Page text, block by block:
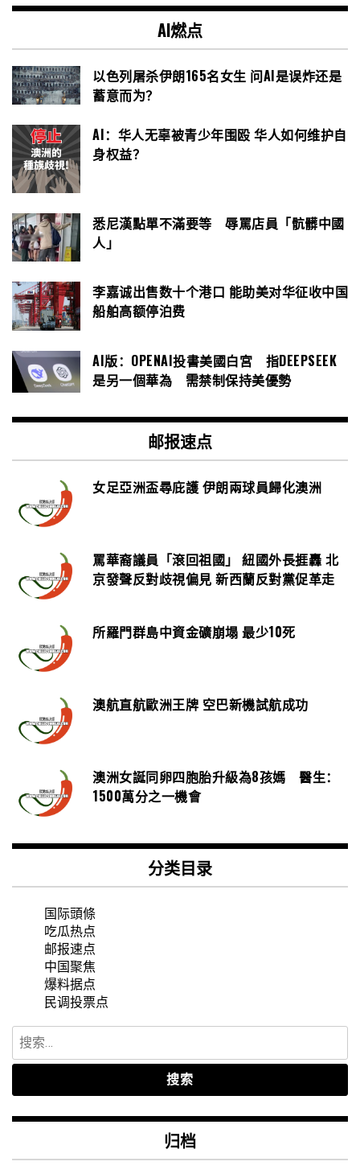
AI燃点
以色列屠杀伊朗165名女生 问AI是误炸还是
蓄意而为？
AI：华人无辜被青少年围殴 华人如何维护自
身权益？
悉尼漢點單不滿要等 辱罵店員「骯髒中國
人」
李嘉诚出售数十个港口 能助美对华征收中国
船舶高额停泊费
AI版：OPENAI投書美國白宮 指DEEPSEEK
是另一個華為 需禁制保持美優勢
邮报速点
女足亞洲盃尋庇護 伊朗兩球員歸化澳洲
罵華裔議員「滾回祖國」 紐國外長捱轟 北
京發聲反對歧視偏見 新西蘭反對黨促革走
所羅門群島中資金礦崩塌 最少10死
澳航直航歐洲王牌 空巴新機試航成功
澳洲女誕同卵四胞胎升級為8孩媽 醫生：
1500萬分之一機會
分类目录
国际頭條
吃瓜热点
邮报速点
中国聚焦
爆料据点
民调投票点
搜
索：
归档